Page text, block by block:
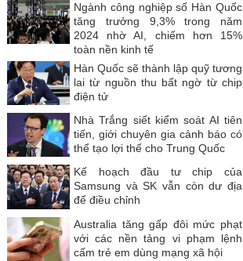
Ngành công nghiệp số Hàn Quốc
tăng trưởng 9,3% trong năm
2024 nhờ AI, chiếm hơn 15%
toàn nền kinh tế
Hàn Quốc sẽ thành lập quỹ tương
lai từ nguồn thu bất ngờ từ chip
điện tử
Nhà Trắng siết kiểm soát AI tiên
tiến, giới chuyên gia cảnh báo có
thể tạo lợi thế cho Trung Quốc
Kế hoạch đầu tư chip của
Samsung và SK vẫn còn dư địa
để điều chỉnh
Australia tăng gấp đôi mức phạt
với các nền tảng vi phạm lệnh
cấm trẻ em dùng mạng xã hội